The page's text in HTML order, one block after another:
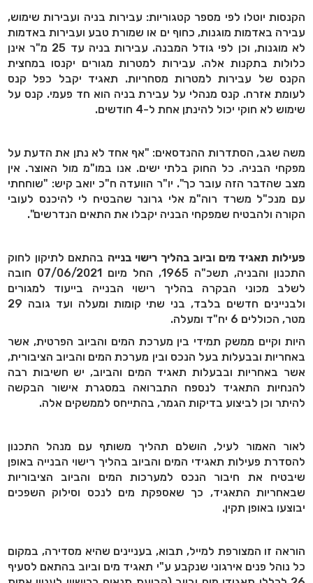
הקנסות יוטלו לפי מספר קטגוריות: עבירות בניה ועבירות שימוש,
עבירה באדמות מוגנות, כחוף ים או שמורת טבע ועבירות באדמות
לא מוגנות, וכן לפי גודל המבנה. עבירות בניה עד 25 מ"ר אינן
כלולות בתקנות אלה. עבירות למטרות מגורים יקנסו במחצית
הקנס של עבירות למטרות מסחריות. תאגיד יקבל כפל קנס
לעומת אזרח. קנס מנהלי על עבירת בניה הוא חד פעמי. קנס על
שימוש לא חוקי יכול להינתן אחת ל-4 חודשים.
משה שגב, הסתדרות ההנדסאים: "אף אחד לא נתן את הדעת על
מפקחי הבניה. כל החוק בלתי ישים. אנו במו"מ מול האוצר. אין
מצב שהדבר הזה עובר כך". יו"ר הוועדה ח"כ יואב קיש: "שוחחתי
עם מנכ"ל משרד רוה"מ אלי גרונר שהבטיח לי להיכנס לעובי
הקורה ולהבטיח שמפקחי הבניה יקבלו את התאים הנדרשים".
פעילות תאגיד מים וביוב בהליך רישוי בנייהבהתאם לתיקון לחוק
התכנון והבניה, תשכ"ה 1965, החל מיום 07/06/2021 חובה
לשלב מכוני הבקרה בהליך רישוי הבנייה בייעוד למגורים
ולבניינים חדשים בלבד, בני שתי קומות ומעלה ועד גובה 29
מטר, הכוללים 6 יח"ד ומעלה.
היות וקיים ממשק תמידי בין מערכת המים והביוב הפרטית, אשר
באחריות ובבעלות בעל הנכס ובין מערכת המים והביוב הציבורית,
אשר באחריות ובבעלות תאגיד המים והביוב, יש חשיבות רבה
להנחיות התאגיד לנספח התברואה במסגרת אישור הבקשה
להיתר וכן לביצוע בדיקות הגמר, בהתייחס לממשקים אלה.
לאור האמור לעיל, הושלם תהליך משותף עם מנהל התכנון
להסדרת פעילות תאגידי המים והביוב בהליך רישוי הבנייה באופן
שיבטיח את חיבור הנכס למערכות המים והביוב הציבוריות
שבאחריות התאגיד, כך שאספקת מים לנכס וסילוק השפכים
יבוצעו באופן תקין.
הוראה זו המצורפת למייל, תבוא, בעניינים שהיא מסדירה, במקום
כל נוהל פנים אירגוני שנקבע ע"י תאגיד מים וביוב בהתאם לסעיף